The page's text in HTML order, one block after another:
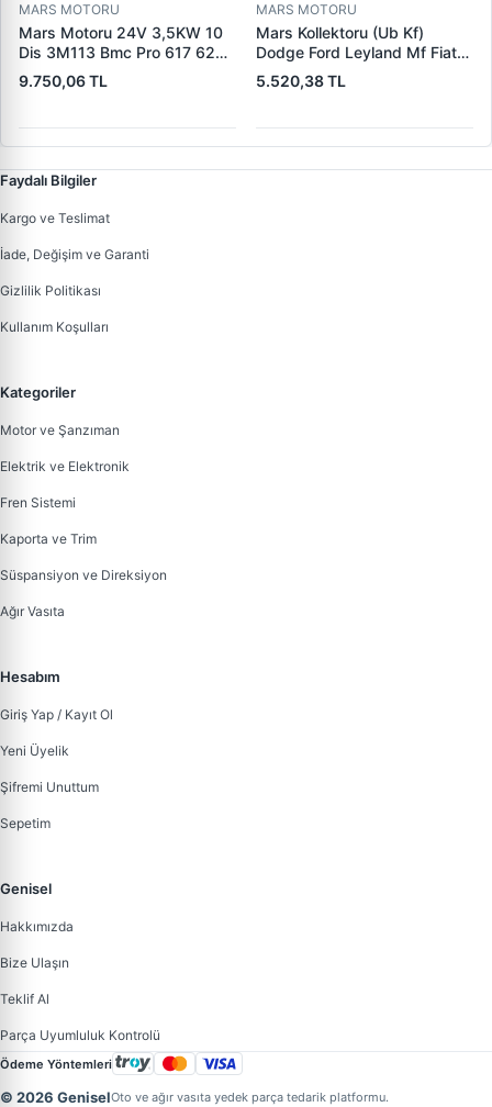
MARS MOTORU
Mars Motoru 24V 3,5KW 10
Dis 3M113 Bmc Pro 617 620
(619 240 36 619 240 46
Yerine) | LUCAS 619 241 46
9.750,06 TL
MARS MOTORU
Mars Kollektoru (Ub Kf)
Dodge Ford Leyland Mf Fiat
Trans | MAKO 72313941 |
OEM 72313941
5.520,38 TL
Faydalı Bilgiler
Kargo ve Teslimat
İade, Değişim ve Garanti
Gizlilik Politikası
Kullanım Koşulları
Kategoriler
Motor ve Şanzıman
Elektrik ve Elektronik
Fren Sistemi
Kaporta ve Trim
Süspansiyon ve Direksiyon
Ağır Vasıta
Hesabım
Giriş Yap / Kayıt Ol
Yeni Üyelik
Şifremi Unuttum
Sepetim
Genisel
Hakkımızda
Bize Ulaşın
Teklif Al
Parça Uyumluluk Kontrolü
Ödeme Yöntemleri
© 2026 GeniselOto ve ağır vasıta yedek parça tedarik platformu.